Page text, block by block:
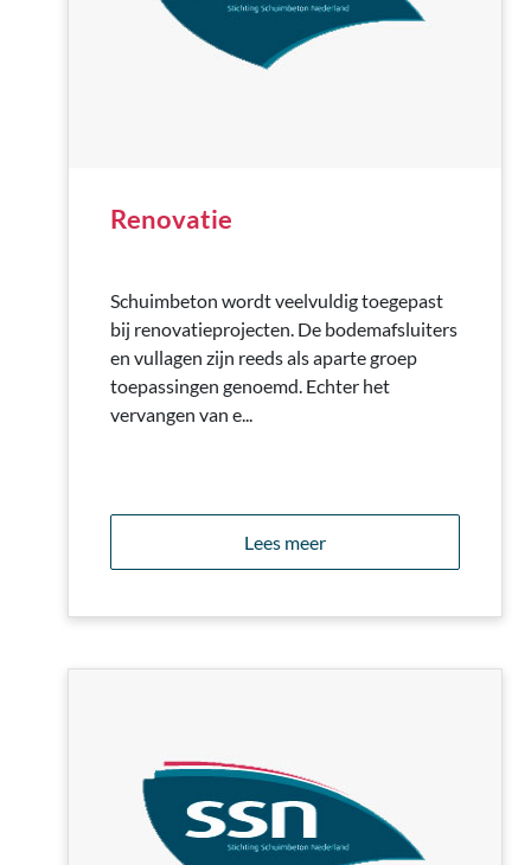
Renovatie
Schuimbeton wordt veelvuldig toegepast
bij renovatieprojecten. De bodemafsluiters
en vullagen zijn reeds als aparte groep
toepassingen genoemd. Echter het
vervangen van e...
Lees meer